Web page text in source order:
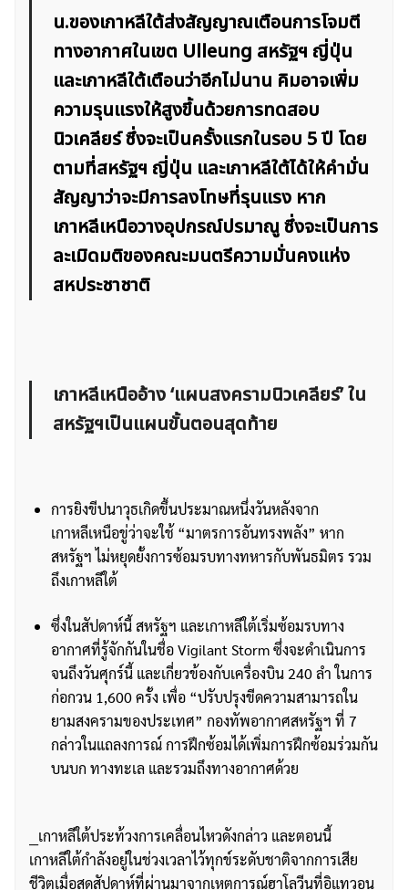
น.ของเกาหลีใต้ส่งสัญญาณเตือนการโจมตี
ทางอากาศในเขต Ulleung สหรัฐฯ ญี่ปุ่น
และเกาหลีใต้เตือนว่าอีกไม่นาน คิมอาจเพิ่ม
ความรุนแรงให้สูงขึ้นด้วยการทดสอบ
นิวเคลียร์ ซึ่งจะเป็นครั้งแรกในรอบ 5 ปี โดย
ตามที่สหรัฐฯ ญี่ปุ่น และเกาหลีใต้ได้ให้คำมั่น
สัญญาว่าจะมีการลงโทษที่รุนแรง หาก
เกาหลีเหนือวางอุปกรณ์ปรมาณู ซึ่งจะเป็นการ
ละเมิดมติของคณะมนตรีความมั่นคงแห่ง
สหประชาชาติ
เกาหลีเหนืออ้าง ‘แผนสงครามนิวเคลียร์’ ใน
สหรัฐฯเป็นแผนขั้นตอนสุดท้าย
การยิงขีปนาวุธเกิดขึ้นประมาณหนึ่งวันหลังจาก
เกาหลีเหนือขู่ว่าจะใช้ “มาตรการอันทรงพลัง” หาก
สหรัฐฯ ไม่หยุดยั้งการซ้อมรบทางทหารกับพันธมิตร รวม
ถึงเกาหลีใต้
ซึ่งในสัปดาห์นี้ สหรัฐฯ และเกาหลีใต้เริ่มซ้อมรบทาง
อากาศที่รู้จักกันในชื่อ Vigilant Storm ซึ่งจะดำเนินการ
จนถึงวันศุกร์นี้ และเกี่ยวข้องกับเครื่องบิน 240 ลำ ในการ
ก่อกวน 1,600 ครั้ง เพื่อ “ปรับปรุงขีดความสามารถใน
ยามสงครามของประเทศ” กองทัพอากาศสหรัฐฯ ที่ 7
กล่าวในแถลงการณ์ การฝึกซ้อมได้เพิ่มการฝึกซ้อมร่วมกัน
บนบก ทางทะเล และรวมถึงทางอากาศด้วย
__เกาหลีใต้ประท้วงการเคลื่อนไหวดังกล่าว และตอนนี้
เกาหลีใต้กำลังอยู่ในช่วงเวลาไว้ทุกข์ระดับชาติจากการเสีย
ชีวิตเมื่อสุดสัปดาห์ที่ผ่านมาจากเหตุการณ์ฮาโลวีนที่อิแทวอน